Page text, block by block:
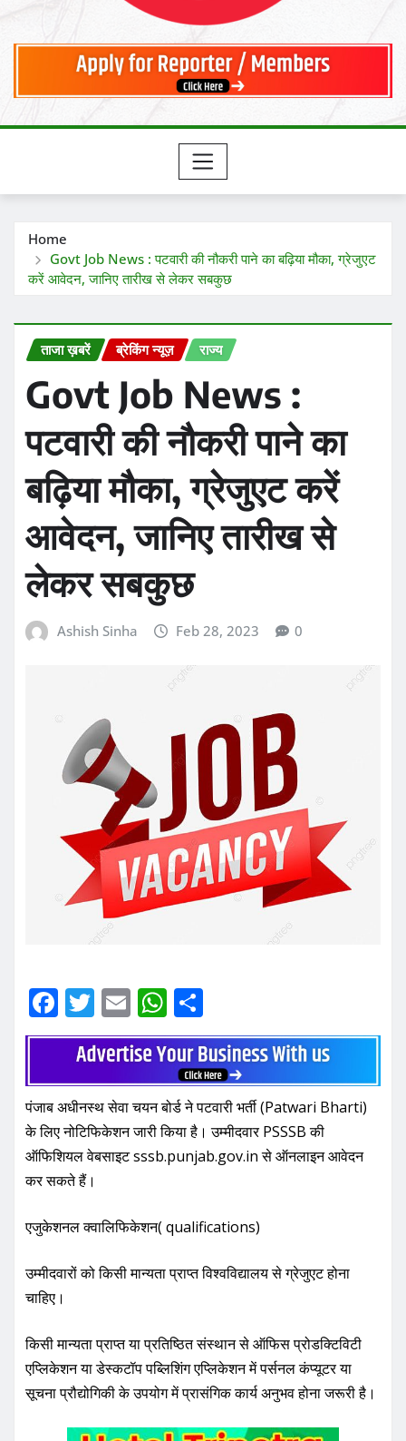
Home
Govt Job News : पटवारी की नौकरी पाने का बढ़िया मौका, ग्रेजुएट
करें आवेदन, जानिए तारीख से लेकर सबकुछ
ताजा ख़बरें ब्रेकिंग न्यूज़ राज्य
Govt Job News :
पटवारी की नौकरी पाने का
बढ़िया मौका, ग्रेजुएट करें
आवेदन, जानिए तारीख से
लेकर सबकुछ
Ashish Sinha Feb 28, 2023 0
F
a
e
b
o
o
T
w
it
te
r
E
m
ai
l
W
h
at
s
A
p
p
h
ar
e
पंजाब अधीनस्थ सेवा चयन बोर्ड ने पटवारी भर्ती (Patwari Bharti)
के लिए नोटिफिकेशन जारी किया है। उम्मीदवार PSSSB की
ऑफिशियल वेबसाइट sssb.punjab.gov.in से ऑनलाइन आवेदन
कर सकते हैं।
एजुकेशनल क्वालिफिकेशन( qualifications)
उम्मीदवारों को किसी मान्यता प्राप्त विश्वविद्यालय से ग्रेजुएट होना
चाहिए।
किसी मान्यता प्राप्त या प्रतिष्ठित संस्थान से ऑफिस प्रोडक्टिविटी
एप्लिकेशन या डेस्कटॉप पब्लिशिंग एप्लिकेशन में पर्सनल कंप्यूटर या
सूचना प्रौद्योगिकी के उपयोग में प्रासंगिक कार्य अनुभव होना जरूरी है।